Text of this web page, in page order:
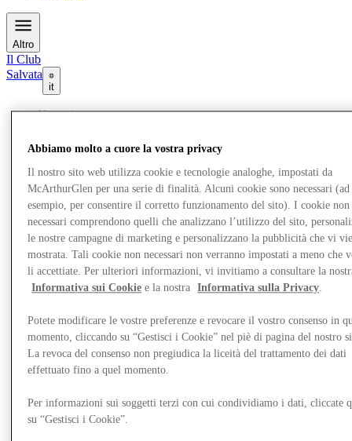
Altro
Il Club
Salvata
it
Negozi
Eventi
Pianifica la tua visita
Ristoranti
Servizi
Turismo
Ricerca di lavoro
Gift Card
Altro
Abbiamo molto a cuore la vostra privacy
Il nostro sito web utilizza cookie e tecnologie analoghe, impostati da
McArthurGlen per una serie di finalità. Alcuni cookie sono necessari (ad
esempio, per consentire il corretto funzionamento del sito). I cookie non
necessari comprendono quelli che analizzano l’utilizzo del sito,
le nostre campagne di marketing e personalizzano la pubblicità che vi
mostrata. Tali cookie non necessari non verranno impostati a meno che
li accettiate. Per ulteriori informazioni, vi invitiamo a consultare la
Informativa sui Cookie e la nostra Informativa sulla Privacy.
Potete modificare le vostre preferenze e revocare il vostro consenso in
momento, cliccando su “Gestisci i Cookie” nel piè di pagina del nostro
La revoca del consenso non pregiudica la liceità del trattamento dei dati
effettuato fino a quel momento.
Per informazioni sui soggetti terzi con cui condividiamo i dati, cliccate
su “Gestisci i Cookie”.